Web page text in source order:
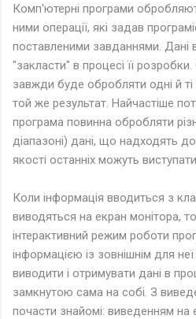
Комп'ютерні програми
ними операції, які задав
поставленими завданнями. Дані
"закласти" в процесі її
завжди буде обробляти одні й ті
той же результат. Найчастіше
програма повинна обробляти
діапазоні) дані, що надходять
якості останніх можуть
Коли інформація вводиться з
виводяться на екран монітора,
інтерактивний режим роботи
інформацією із зовнішнім для
виводити і отримувати дані в
замкнутою сама на собі. З
почасти знайомі: виведенням на